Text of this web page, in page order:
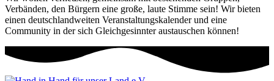
Verbänden, den Bürgern eine große, laute Stimme sein! Wir bieten
einen deutschlandweiten Veranstaltungskalender und eine
Community in der sich Gleichgesinnter austauschen können!